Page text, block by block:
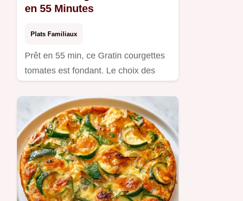
en 55 Minutes
Plats Familiaux
Prêt en 55 min, ce Gratin courgettes
tomates est fondant. Le choix des